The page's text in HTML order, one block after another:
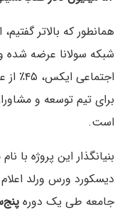
همانطور که بالاتر
شبکه سولانا عرضه شده
است.
دیسکورد ورس ورلد
جامعه طی یک دوره